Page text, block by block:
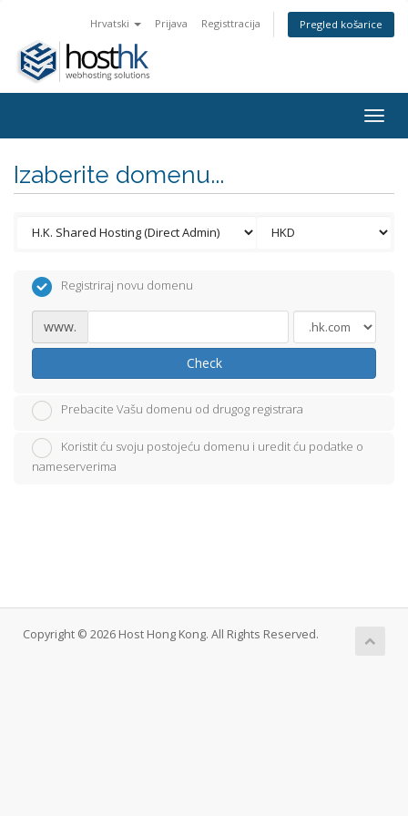
Hrvatski Prijava Registtracija Pregled košarice
Izaberite domenu...
Registriraj novu domenu
www.
Check
Prebacite Vašu domenu od drugog registrara
Koristit ću svoju postojeću domenu i uredit ću podatke o
nameserverima
Copyright © 2026 Host Hong Kong. All Rights Reserved.